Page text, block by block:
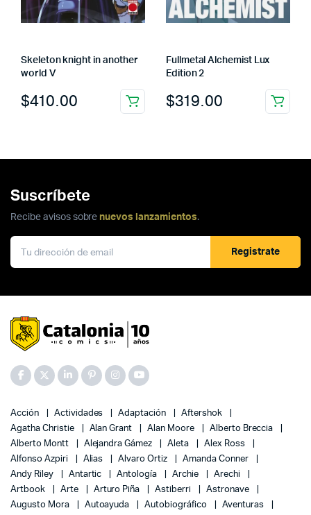
Skeleton knight in another
world V
$410.00
Fullmetal Alchemist Lux
Edition 2
$319.00
Suscríbete
Recibe avisos sobre nuevos lanzamientos.
Registrate
Acción Actividades Adaptación
Aftershok
Agatha Christie
Alan Grant Alan Moore
Alberto Breccia
Alberto Montt
Alejandra Gámez Aleta
Alex Ross
Alfonso Azpiri
Alias Alvaro Ortiz
Amanda Conner
Andy Riley
Antartic Antología Archie
Arechi
Artbook
Arte Arturo Piña Astiberri
Astronave
Augusto Mora
Autoayuda Autobiográfico
Aventuras